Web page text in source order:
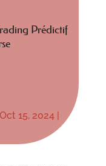
Prédictif
Oct 15, 2024 |